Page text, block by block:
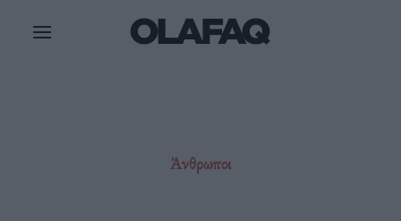
Άνθρωποι